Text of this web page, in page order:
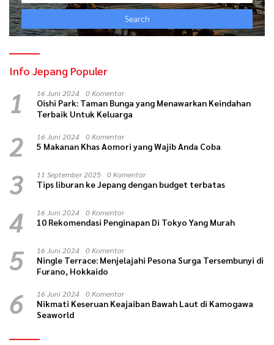
Info Jepang Populer
1 16 Juni 2024 0 Komentar
Oishi Park: Taman Bunga yang Menawarkan Keindahan
Terbaik Untuk Keluarga
2 16 Juni 2024 0 Komentar
5 Makanan Khas Aomori yang Wajib Anda Coba
3 11 September 2025 0 Komentar
Tips liburan ke Jepang dengan budget terbatas
4 16 Juni 2024 0 Komentar
10 Rekomendasi Penginapan Di Tokyo Yang Murah
5 16 Juni 2024 0 Komentar
Ningle Terrace: Menjelajahi Pesona Surga Tersembunyi di
Furano, Hokkaido
6 16 Juni 2024 0 Komentar
Nikmati Keseruan Keajaiban Bawah Laut di Kamogawa
Seaworld